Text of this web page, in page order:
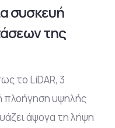
συσκευή
της
το LiDAR, 3
πλοήγηση υψηλής
άψογα τη λήψη